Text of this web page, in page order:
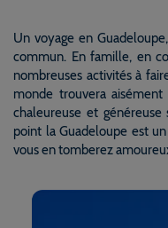
Un voyage en
commun. En famille, en
nombreuses activités à
monde trouvera
chaleureuse et
point la Guadeloupe est
vous en tomberez